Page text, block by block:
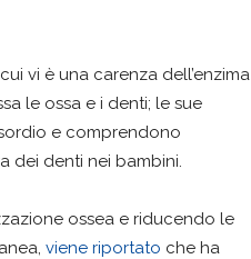
vi è una carenza dell’enzima
le ossa e i denti; le sue
e comprendono
dei denti nei bambini.
ossea e riducendo le
viene riportato che ha